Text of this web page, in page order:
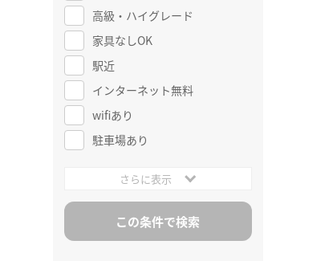
高級・ハイグレード
家具なしOK
駅近
インターネット無料
wifiあり
駐車場あり
さらに表示